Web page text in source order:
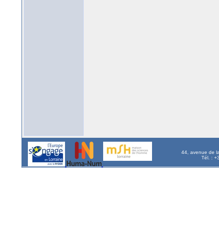
44, avenue de
Tél. :